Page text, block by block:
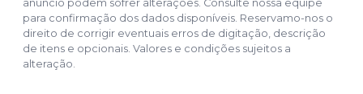
anúncio podem sofrer alterações. Consulte nossa equipe
para confirmação dos dados disponíveis. Reservamo-nos o
direito de corrigir eventuais erros de digitação, descrição
de itens e opcionais. Valores e condições sujeitos a
alteração.